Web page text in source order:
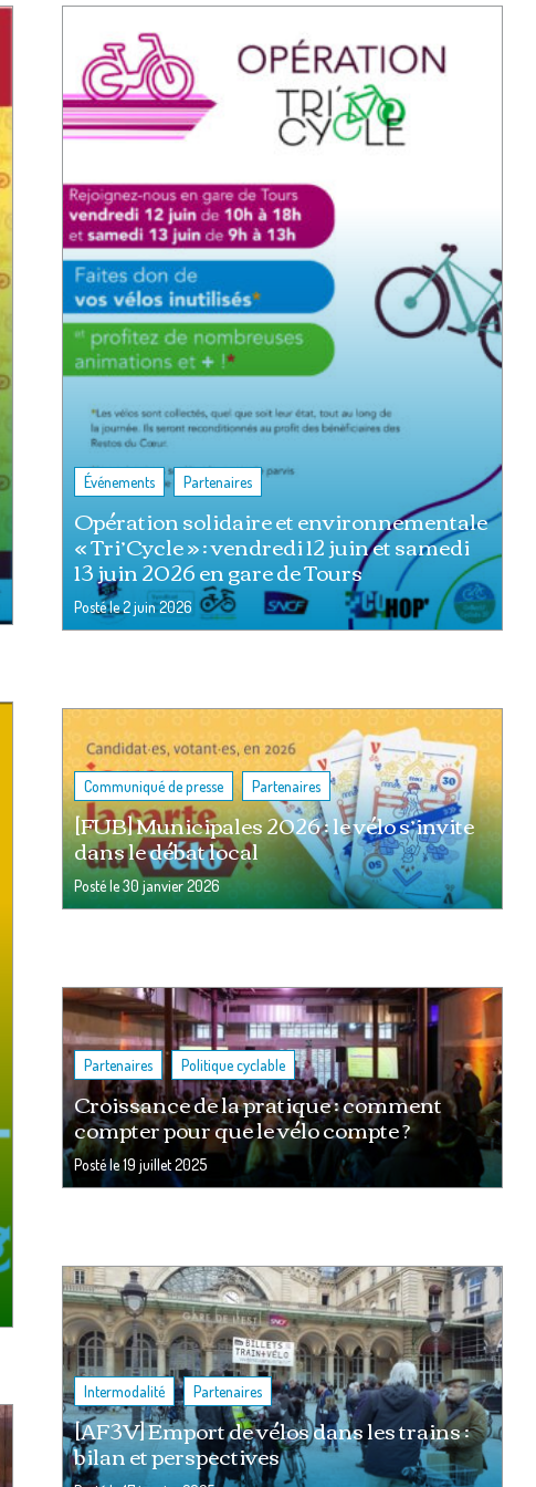
Événements , Partenaires
Opération solidaire et environnementale
« Tri’Cycle » : vendredi 12 juin et samedi
13 juin 2026 en gare de Tours
Posté le2 juin 2026
Communiqué de presse , Partenaires
[FUB] Municipales 2026 : le vélo s’invite
dans le débat local
Posté le30 janvier 2026
Partenaires Politique cyclable
Croissance de la pratique : comment
compter pour que le vélo compte ?
Posté le19 juillet 2025
Intermodalité , Partenaires
[AF3V] Emport de vélos dans les trains :
bilan et perspectives